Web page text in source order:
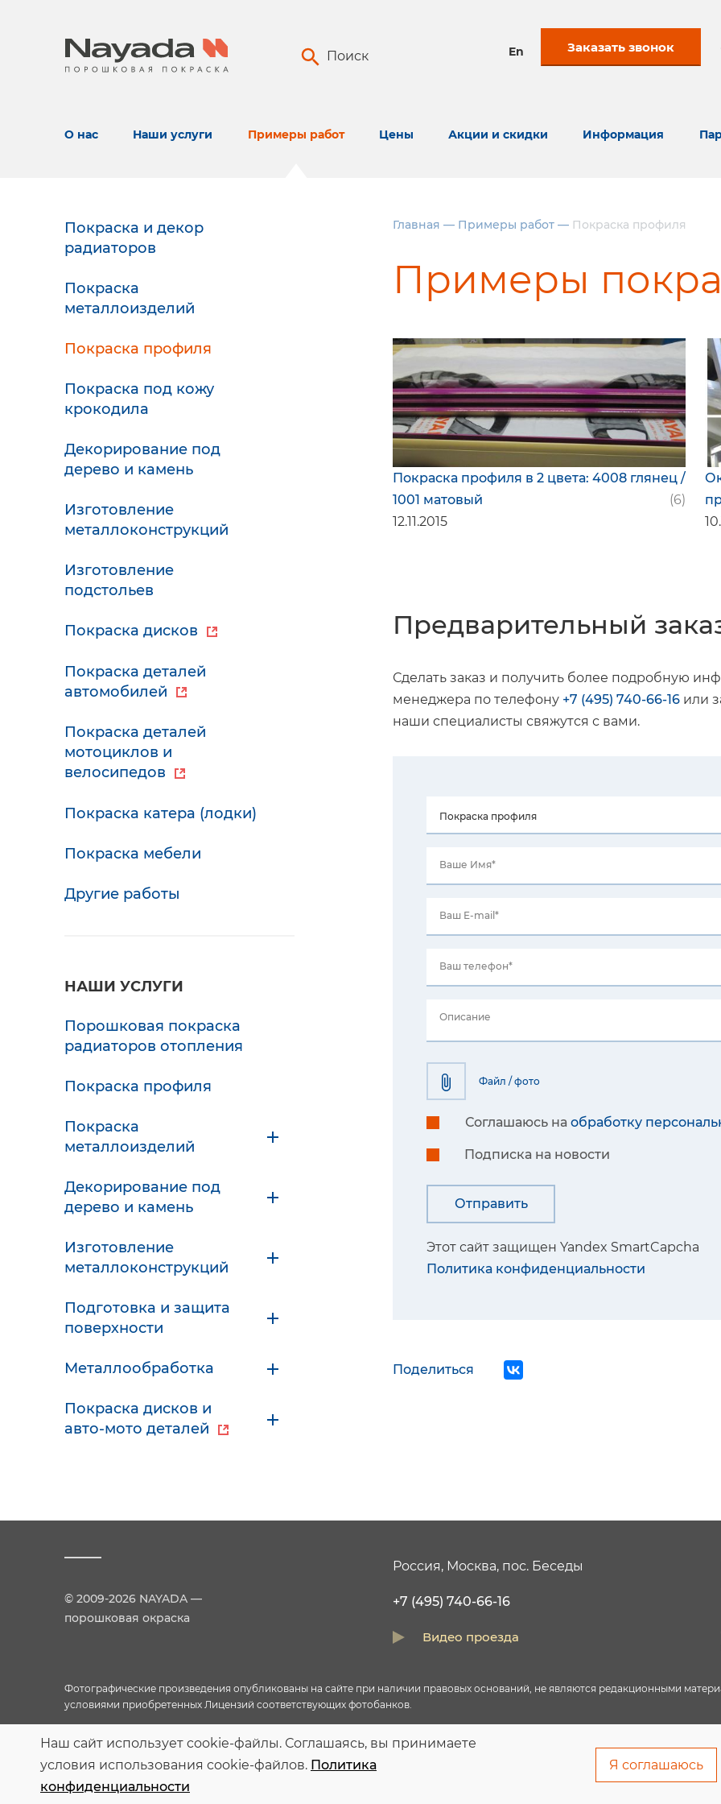
Поиск En Заказать звонок
О нас Наши услуги Примеры работ Цены Акции и скидки Информация
Покраска и декор
радиаторов
Покраска
металлоизделий
Покраска профиля
Покраска под кожу
крокодила
Декорирование под
дерево и камень
Изготовление
металлоконструкций
Изготовление
подстольев
Покраска дисков
Покраска деталей
автомобилей
Покраска деталей
мотоциклов и
велосипедов
Покраска катера (лодки)
Покраска мебели
Другие работы
НАШИ УСЛУГИ
Порошковая покраска
радиаторов отопления
Покраска профиля
Покраска
металлоизделий
Декорирование под
дерево и камень
Изготовление
металлоконструкций
Подготовка и защита
поверхности
Металлообработка
Покраска дисков и
авто-мото деталей
Главная — Примеры работ — Покраска профиля
Примеры
Покраска профиля в 2 цвета: 4008 глянец /
1001 матовый
(6)
12.11.2015
Предварительный
Сделать заказ и получить более подробную
менеджера по телефону +7 (495) 740-66-16 или
наши специалисты свяжутся с вами.
Ваше Имя*
Ваш E-mail*
Ваш телефон*
Описание
Файл / фото
Соглашаюсь на обработку
Подписка на новости
Этот сайт защищен Yandex SmartCapcha
Политика конфиденциальности
Поделиться
© 2009-2026 NAYADA —
порошковая окраска
Россия, Москва, пос. Беседы
+7 (495) 740-66-16
Видео проезда
Фотографические произведения опубликованы на сайте при наличии правовых оснований, не являются редакционными
условиями приобретенных Лицензий соответствующих фотобанков.
Персональные данные опубликованы на сайте при наличии правовых оснований в соответствии с ч.1 ст.6 и ст.10.1 152-ФЗ.
кругом лиц опубликованных персональных данных
Наш сайт использует cookie-файлы. Соглашаясь, вы принимаете
условия использования cookie-файлов. Политика
конфиденциальности
Я соглашаюсь